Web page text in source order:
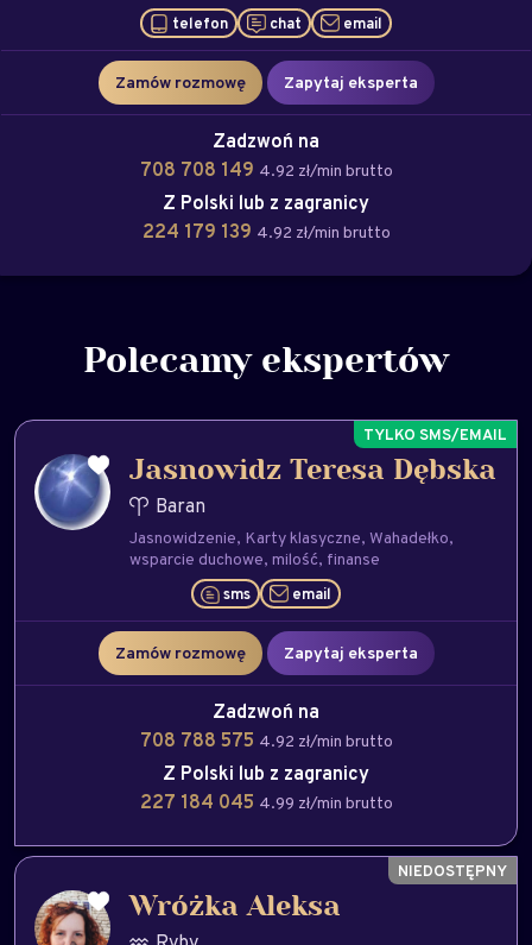
telefon chat email
Zamów rozmowę Zapytaj eksperta
Zadzwoń na
708 708 149 4.92 zł/min brutto
Z Polski lub z zagranicy
224 179 139 4.92 zł/min brutto
Polecamy ekspertów
Jasnowidz Teresa Dębska
Baran
Jasnowidzenie Karty klasyczne Wahadełko
wsparcie duchowe milość finanse
sms email
Zamów rozmowę Zapytaj eksperta
Zadzwoń na
708 788 575 4.92 zł/min brutto
Z Polski lub z zagranicy
227 184 045 4.99 zł/min brutto
Wróżka Aleksa